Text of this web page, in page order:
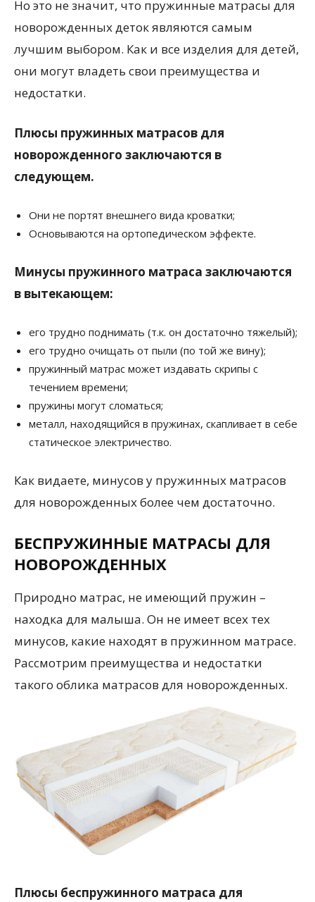
Но это не значит, что пружинные матрасы для
новорожденных деток являются самым
лучшим выбором. Как и все изделия для детей,
они могут владеть свои преимущества и
недостатки.
Плюсы пружинных матрасов для
новорожденного заключаются в
следующем.
Они не портят внешнего вида кроватки;
Основываются на ортопедическом эффекте.
Минусы пружинного матраса заключаются
в вытекающем:
его трудно поднимать (т.к. он достаточно тяжелый);
его трудно очищать от пыли (по той же вину);
пружинный матрас может издавать скрипы с
течением времени;
пружины могут сломаться;
металл, находящийся в пружинах, скапливает в себе
статическое электричество.
Как видаете, минусов у пружинных матрасов
для новорожденных более чем достаточно.
БЕСПРУЖИННЫЕ МАТРАСЫ ДЛЯ
НОВОРОЖДЕННЫХ
Природно матрас, не имеющий пружин –
находка для малыша. Он не имеет всех тех
минусов, какие находят в пружинном матрасе.
Рассмотрим преимущества и недостатки
такого облика матрасов для новорожденных.
Плюсы беспружинного матраса для